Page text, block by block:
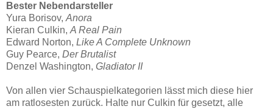
Bester Nebendarsteller
Yura Borisov, Anora
Kieran Culkin, A Real Pain
Edward Norton, Like A Complete Unknown
Guy Pearce, Der Brutalist
Denzel Washington, Gladiator II
Von allen vier Schauspielkategorien lässt mich diese hier
am ratlosesten zurück. Halte nur Culkin für gesetzt, alle